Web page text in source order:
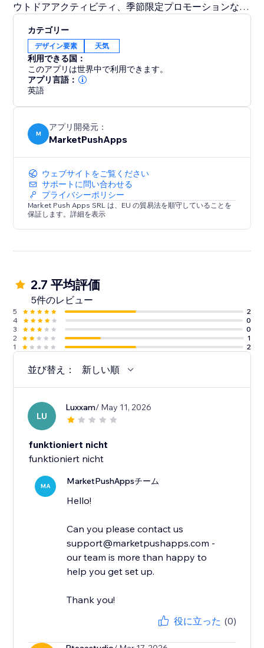
ウトドアアクティビティ、季節限定プロモーションなど
さらに、このウィジェットはイベント詳細ページにプラ
グインとして設置することもできます。
カテゴリー
デザイン要素 天気
利用できる国：
このアプリは世界中で利用できます。
アプリ言語：
英語
M
アプリ開発元：
MarketPushApps
ウェブサイトをご覧ください
サポートに問い合わせる
プライバシーポリシー
Market Push Apps SRL は、EU の貿易法を順守していることを
保証します。詳細を表示
2.7 平均評価
5件のレビュー
5
2
4
0
3
0
2
1
1
2
並び替え： 新しい順
LU
Luxxam/ May 11, 2026
funktioniert nicht
funktioniert nicht
MA MarketPushAppsチーム
Hello!
Can you please contact us
support@marketpushapps.com -
our team is more than happy to
help you get set up.
Thank you!
役に立った (0)